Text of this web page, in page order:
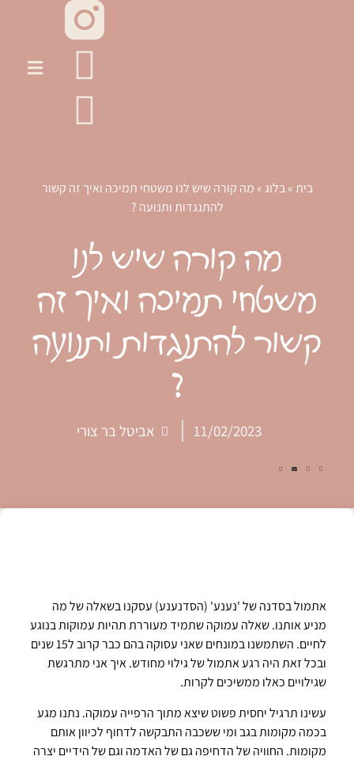
בית»בלוג» מה קורה שיש לנו משטחי תמיכה ואיך זה קשור
להתנגדות ותנועה ?
מה קורה שיש לנו
משטחי תמיכה ואיך זה
קשור להתנגדות ותנועה
?
11/02/2023 אביטל בר צורי
אתמול בסדנה של 'נענע' (הסדנענע) עסקנו בשאלה של מה
מניע אותנו. שאלה עמוקה שתמיד מעוררת תהיות עמוקות בנוגע
לחיים. השתמשנו במונחים שאני עסוקה בהם כבר קרוב ל15 שנים
ובכל זאת היה רגע אתמול של גילוי מחודש. איך אני מתרגשת
שגילויים כאלו ממשיכים לקרות.
עשינו תרגיל יחסית פשוט שיצא מתוך הרפייה עמוקה. נתנו מגע
בכמה מקומות בגב ומי ששכבה התבקשה לדחוף לכיוון אותם
מקומות. החוויה של הדחיפה גם של האדמה וגם של הידיים יצרה